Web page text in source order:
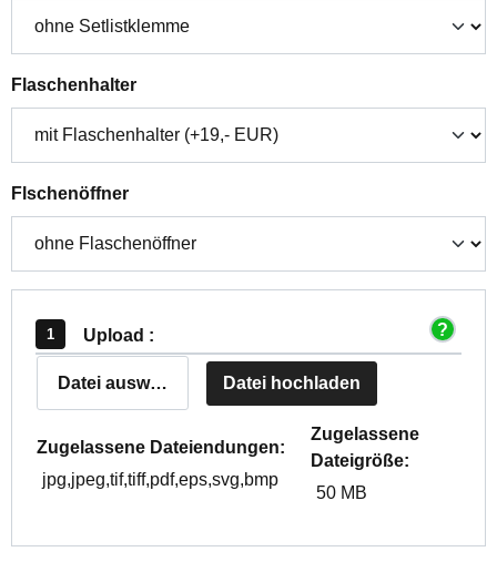
Flaschenhalterauswählen
Flschenöffnerauswählen
Upload :
Datei auswählen Datei hochladen
Zugelassene Dateiendungen:
jpg,jpeg,tif,tiff,pdf,eps,svg,bmp
Zugelassene
Dateigröße:
50 MB